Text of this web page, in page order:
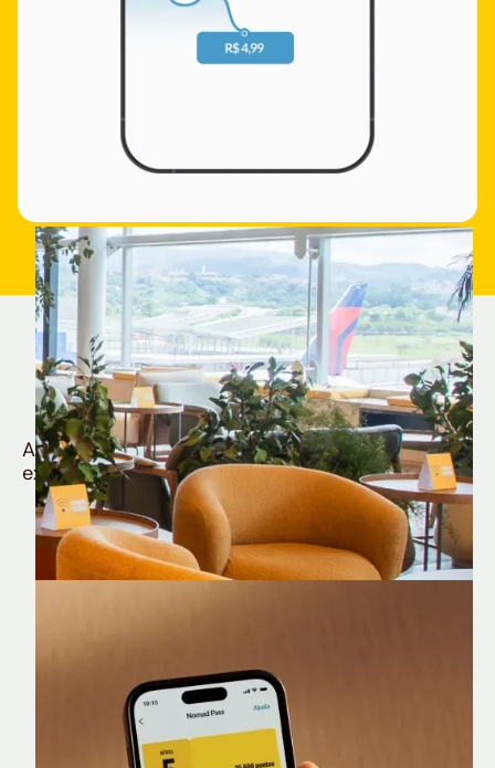
Quem é Nomad tem
muito mais
Aproveite todos os benefícios e vantagens
exclusivas da sua Conta Internacional
Nomad Lounge